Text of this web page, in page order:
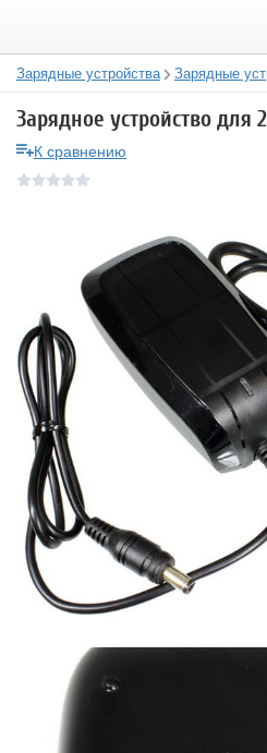
Зарядные устройства Зарядные
Зарядное устройство для
К сравнению